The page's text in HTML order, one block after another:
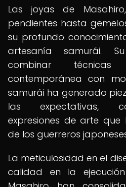
Las joyas de
pendientes hasta
su profundo
artesanía samurái.
combinar
contemporánea con
samurái ha generado
las expectativas,
expresiones de arte
de los guerreros
La meticulosidad en el
calidad en la